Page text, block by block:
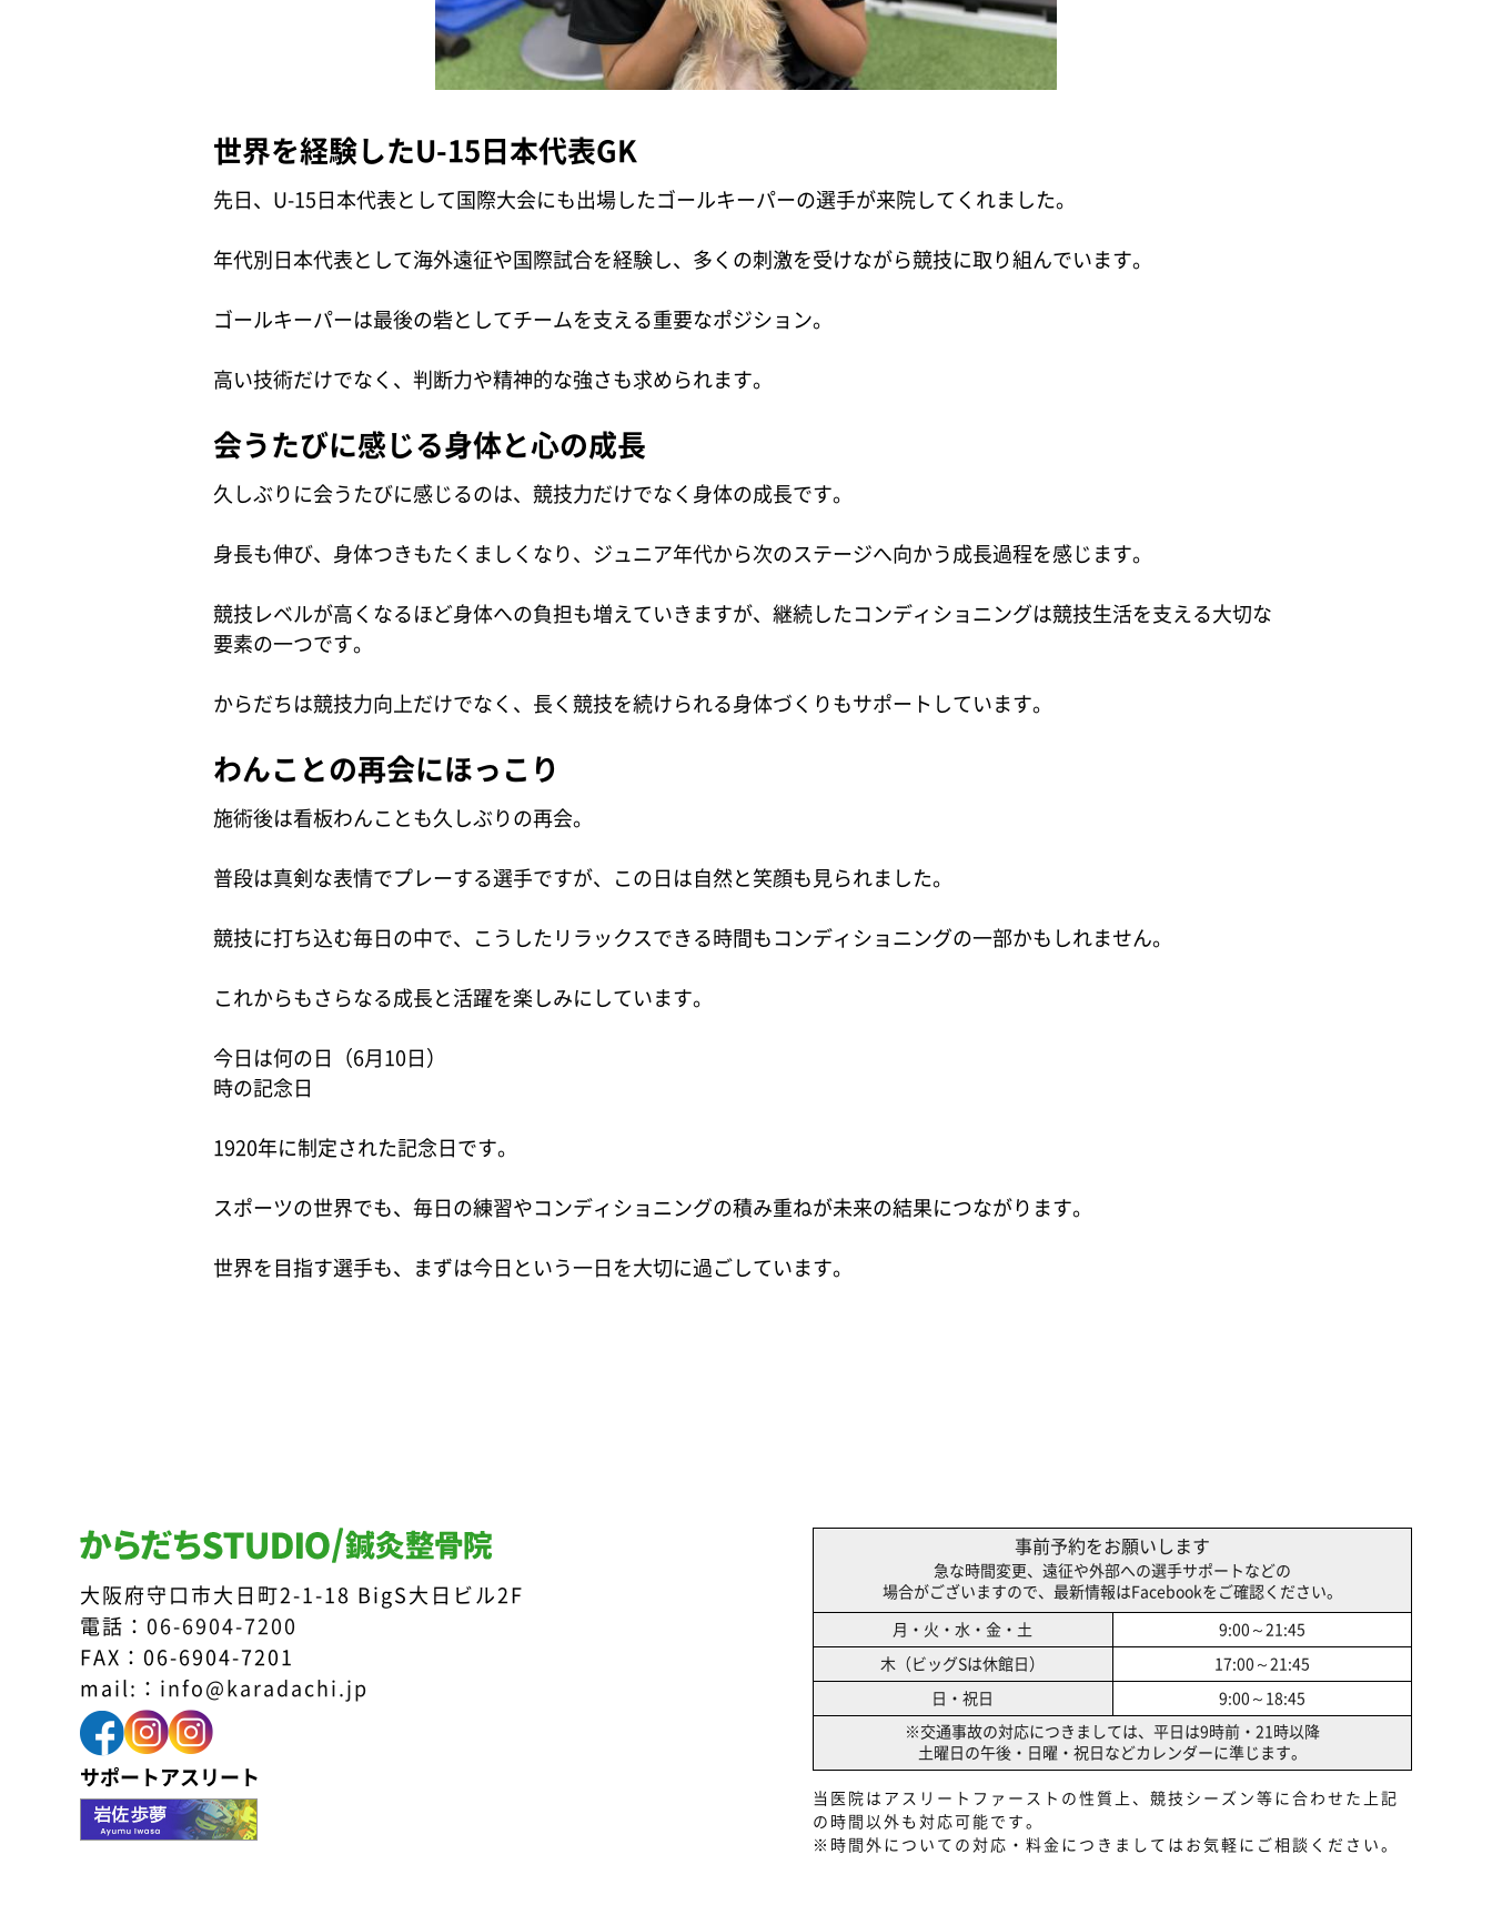
世界を経験したU-15日本代表GK
先日、U-15日本代表として国際大会にも出場したゴールキーパーの選手が来院してくれました。
年代別日本代表として海外遠征や国際試合を経験し、多くの刺激を受けながら競技に取り組んでいます。
ゴールキーパーは最後の砦としてチームを支える重要なポジション。
高い技術だけでなく、判断力や精神的な強さも求められます。
会うたびに感じる身体と心の成長
久しぶりに会うたびに感じるのは、競技力だけでなく身体の成長です。
身長も伸び、身体つきもたくましくなり、ジュニア年代から次のステージへ向かう成長過程を感じます。
競技レベルが高くなるほど身体への負担も増えていきますが、継続したコンディショニングは競技生活を支える大切な
要素の一つです。
からだちは競技力向上だけでなく、長く競技を続けられる身体づくりもサポートしています。
わんことの再会にほっこり
施術後は看板わんことも久しぶりの再会。
普段は真剣な表情でプレーする選手ですが、この日は自然と笑顔も見られました。
競技に打ち込む毎日の中で、こうしたリラックスできる時間もコンディショニングの一部かもしれません。
これからもさらなる成長と活躍を楽しみにしています。
今日は何の日（6月10日）
時の記念日
1920年に制定された記念日です。
スポーツの世界でも、毎日の練習やコンディショニングの積み重ねが未来の結果につながります。
世界を目指す選手も、まずは今日という一日を大切に過ごしています。
大阪府守口市大日町2-1-18 BigS大日ビル2F
電話： 06-6904-7200
FAX：06-6904-7201
mail:： info@karadachi.jp
サポートアスリート
事前予約をお願いします
急な時間変更、遠征や外部への選手サポートなどの
場合がございますので、最新情報はFacebookをご確認ください。
月・火・水・金・土 9:00～21:45
木（ビッグSは休館日） 17:00～21:45
日・祝日 9:00～18:45
※交通事故の対応につきましては、 平日は9時前・21時以降
土曜日の午後 ・日曜・祝日などカレンダーに準じます。
当医院はアスリートファーストの性質上、競技シーズン等に合わせた上記
の時間以外も対応可能です。
※時間外についての対応・料金につきましてはお気軽にご相談ください。